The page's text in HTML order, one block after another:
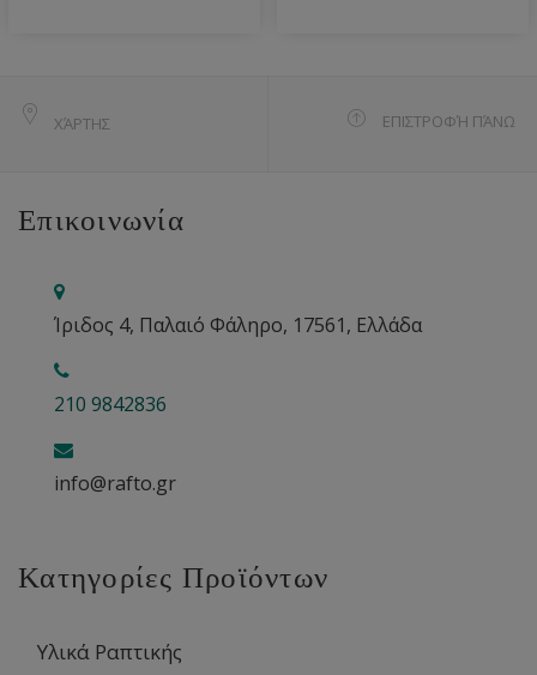
ΧΆΡΤΗΣ ΕΠΙΣΤΡΟΦΉ ΠΆΝΩ
Επικοινωνία
Ίριδος 4, Παλαιό Φάληρο, 17561, Ελλάδα
210 9842836
info@rafto.gr
Κατηγορίες Προϊόντων
Υλικά Ραπτικής